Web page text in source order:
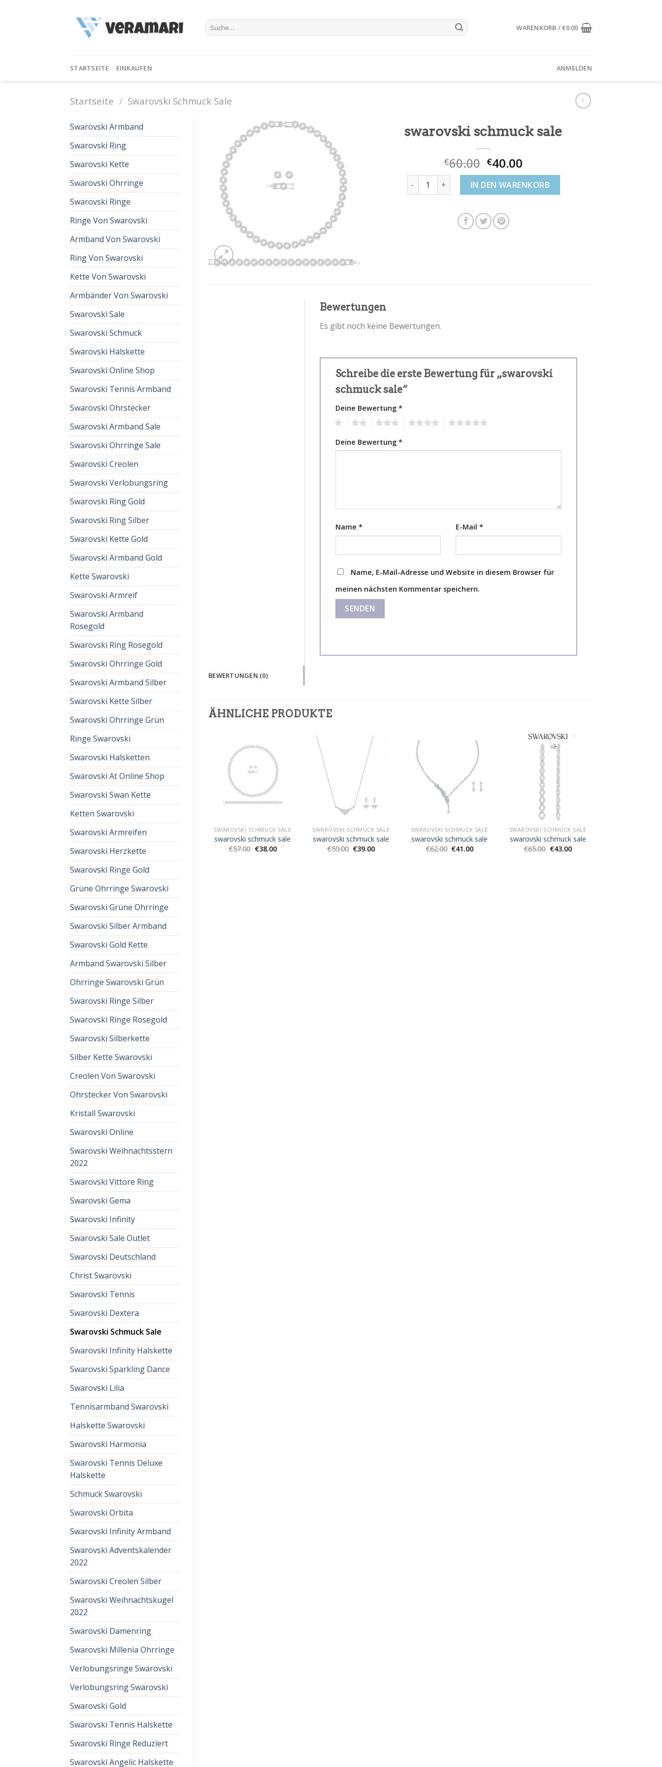
Suche
nach:
WARENKORB /€0.00
STARTSEITE EINKAUFEN ANMELDEN
Startseite / Swarovski Schmuck Sale
Swarovski Armband
Swarovski Ring
Swarovski Kette
Swarovski Ohrringe
Swarovski Ringe
Ringe Von Swarovski
Armband Von Swarovski
Ring Von Swarovski
Kette Von Swarovski
Armbänder Von Swarovski
Swarovski Sale
Swarovski Schmuck
Swarovski Halskette
Swarovski Online Shop
Swarovski Tennis Armband
Swarovski Ohrstecker
Swarovski Armband Sale
Swarovski Ohrringe Sale
Swarovski Creolen
Swarovski Verlobungsring
Swarovski Ring Gold
Swarovski Ring Silber
Swarovski Kette Gold
Swarovski Armband Gold
Kette Swarovski
Swarovski Armreif
Swarovski Armband
Rosegold
Swarovski Ring Rosegold
Swarovski Ohrringe Gold
Swarovski Armband Silber
Swarovski Kette Silber
Swarovski Ohrringe Grün
Ringe Swarovski
Swarovski Halsketten
Swarovski At Online Shop
Swarovski Swan Kette
Ketten Swarovski
Swarovski Armreifen
Swarovski Herzkette
Swarovski Ringe Gold
Grüne Ohrringe Swarovski
Swarovski Grüne Ohrringe
Swarovski Silber Armband
Swarovski Gold Kette
Armband Swarovski Silber
Ohrringe Swarovski Grün
Swarovski Ringe Silber
Swarovski Ringe Rosegold
Swarovski Silberkette
Silber Kette Swarovski
Creolen Von Swarovski
Ohrstecker Von Swarovski
Kristall Swarovski
Swarovski Online
Swarovski Weihnachtsstern
2022
Swarovski Vittore Ring
Swarovski Gema
Swarovski Infinity
Swarovski Sale Outlet
Swarovski Deutschland
Christ Swarovski
Swarovski Tennis
Swarovski Dextera
Swarovski Schmuck Sale
Swarovski Infinity Halskette
Swarovski Sparkling Dance
Swarovski Lilia
Tennisarmband Swarovski
Halskette Swarovski
Swarovski Harmonia
Swarovski Tennis Deluxe
Halskette
Schmuck Swarovski
Swarovski Orbita
Swarovski Infinity Armband
Swarovski Adventskalender
2022
Swarovski Creolen Silber
Swarovski Weihnachtskugel
2022
Swarovski Damenring
Swarovski Millenia Ohrringe
Verlobungsringe Swarovski
Verlobungsring Swarovski
Swarovski Gold
Swarovski Tennis Halskette
Swarovski Ringe Reduziert
Swarovski Angelic Halskette
swarovski schmuck sale
€60.00 €40.00
swarovski schmuck sale Menge
IN DEN WARENKORB
BEWERTUNGEN (0)
Bewertungen
Es gibt noch keine Bewertungen.
Schreibe die erste Bewertung für „swarovski
schmuck sale“
Deine Bewertung *
Deine Bewertung *
Name * E-Mail*
Name, E-Mail-Adresse und Website in diesem Browser für
meinen nächsten Kommentar speichern.
ÄHNLICHE PRODUKTE
SWAROVSKI SCHMUCK SALE
swarovski schmuck sale
€57.00 €38.00
SWAROVSKI SCHMUCK SALE
swarovski schmuck sale
€59.00 €39.00
SWAROVSKI SCHMUCK SALE
swarovski schmuck sale
€62.00 €41.00
SWAROVSKI SCHMUCK SALE
swarovski schmuck sale
€65.00 €43.00
SWAROVSKI SCHMUCK SALE
38.00
SWAROVSKI SCHMUCK SALE
€59.00